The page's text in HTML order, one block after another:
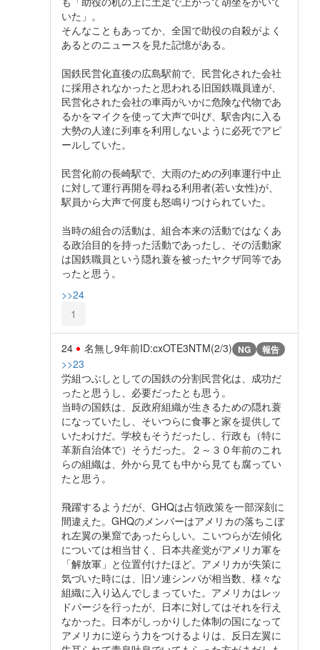
いた」。
そんなこともあってか、全国で助役の自殺がよく
あるとのニュースを見た記憶がある。
国鉄民営化直後の広島駅前で、民営化された会社
に採用されなかったと思われる旧国鉄職員達が、
民営化された会社の車両がいかに危険な代物であ
るかをマイクを使って大声で叫び、駅舎内に入る
大勢の人達に列車を利用しないように必死でアピ
ールしていた。
民営化前の長崎駅で、大雨のための列車運行中止
に対して運行再開を尋ねる利用者(若い女性)が、
駅員から大声で何度も怒鳴りつけられていた。
当時の組合の活動は、組合本来の活動ではなくあ
る政治目的を持った活動であったし、その活動家
は国鉄職員という隠れ蓑を被ったヤクザ同等であ
ったと思う。
>>24
1
24 名無し9年前ID:cxOTE3NTM(2/3) NG 報告
>>23
労組つぶしとしての国鉄の分割民営化は、成功だ
ったと思うし、必要だったとも思う。
当時の国鉄は、反政府組織が生きるための隠れ蓑
になっていたし、そいつらに食事と家を提供して
いたわけだ。学校もそうだったし、行政も（特に
革新自治体で）そうだった。２～３０年前のこれ
らの組織は、外から見ても中から見ても腐ってい
たと思う。
飛躍するようだが、GHQは占領政策を一部深刻に
間違えた。GHQのメンバーはアメリカの落ちこぼ
れ左翼の巣窟であったらしい。こいつらが左傾化
については相当甘く、日本共産党がアメリカ軍を
「解放軍」と位置付けたほど。アメリカが失策に
気づいた時には、旧ソ連シンパが相当数、様々な
組織に入り込んでしまっていた。アメリカはレッ
ドパージを行ったが、日本に対してはそれを行え
なかった。日本がしっかりした体制の国になって
アメリカに逆らう力をつけるよりは、反日左翼に